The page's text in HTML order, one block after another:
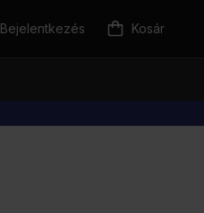
Bejelentkezés Kosár